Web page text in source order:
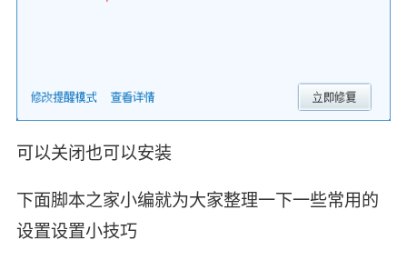
可以关闭也可以安装
下面脚本之家小编就为大家整理一下一些常用的
设置设置小技巧